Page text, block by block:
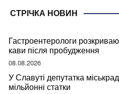
СТРІЧКА НОВИН
Гастроентерологи
кави після пробудження
08.08.2026
У Славуті депутатка
мільйонні статки